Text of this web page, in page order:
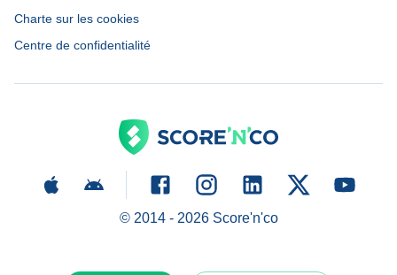
Charte sur les cookies
Centre de confidentialité
© 2014 - 2026Score'n'co